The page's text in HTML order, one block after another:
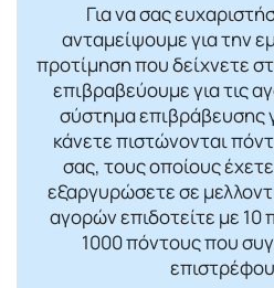
Για να σας
ανταμείψουμε για την
προτίμηση που δείχνετε
επιβραβεύουμε για τις
σύστημα επιβράβευσης
κάνετε πιστώνονται
σας, τους οποίους
εξαργυρώσετε σε
αγορών επιδοτείτε με 10
1000 πόντους που